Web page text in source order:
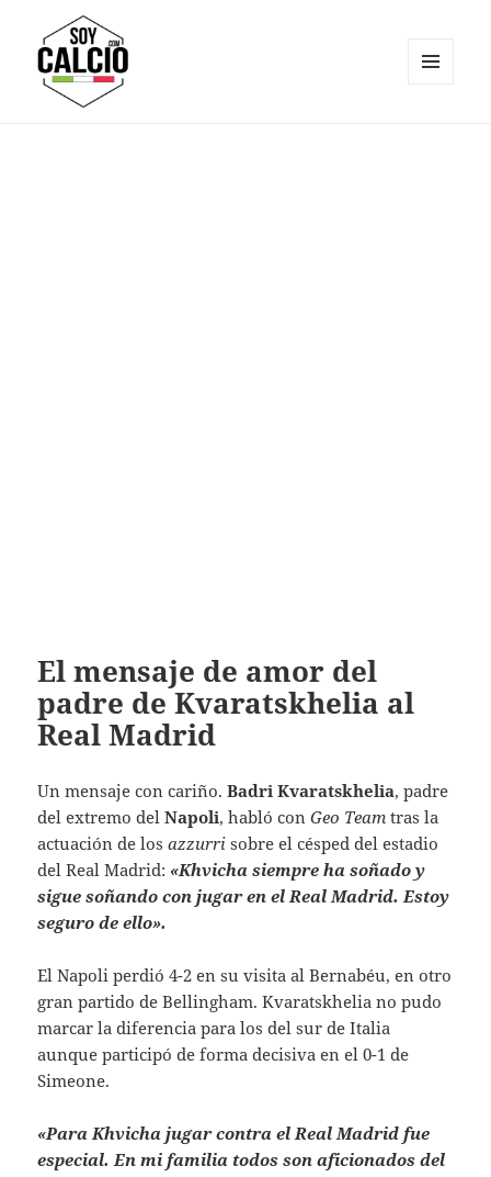
El mensaje de amor del
padre de Kvaratskhelia al
Real Madrid
Un mensaje con cariño.Badri Kvaratskhelia, padre
del extremo delNapoli, habló conGeo Team tras la
actuación de losazzurri sobre el césped del estadio
del Real Madrid: «Khvicha siempre ha soñado y
sigue soñando con jugar en el Real Madrid. Estoy
seguro de ello».
El Napoli perdió 4-2 en su visita al Bernabéu, en otro
gran partido de Bellingham. Kvaratskhelia no pudo
marcar la diferencia para los del sur de Italia
aunque participó de forma decisiva en el 0-1 de
Simeone.
«Para Khvicha jugar contra el Real Madrid fue
especial. En mi familia todos son aficionados del